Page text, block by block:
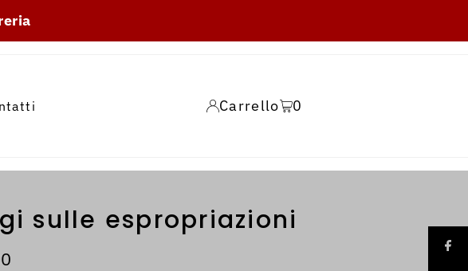
Carrello 0
sulle espropriazioni